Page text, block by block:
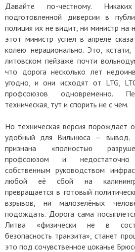
Давайте по-честному.
подготовленной диверсии в
полиция их не видит, ни министр на
этот министр успел в апреле
колею нерационально. Это,
литовском пейзаже почти
что дорога несколько лет
угодно, и они исходят от LTG,
профсоюзов одновременно.
техническая, тут и спорить не с чем.
Но техническая версия порождает
удобный для Вильнюса — вывод.
признана «полностью
профсоюзом и недостаточно
собственным руководством
любой её сбой на
превращается в готовый
взрывов, ни малозелёных
подождать. Дорога сама
Литва «физически не в
безопасность транзита», станет
это под сочувственное цоканье